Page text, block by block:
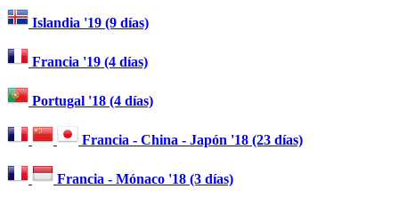
Islandia '19 (9 días)
Francia '19 (4 días)
Portugal '18 (4 días)
Francia - China - Japón '18 (23 días)
Francia - Mónaco '18 (3 días)